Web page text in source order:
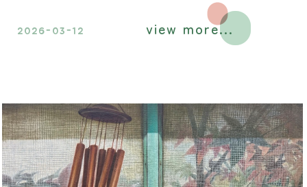
手同行，為台灣創造更美好的可能。
2026-03-12 view more...